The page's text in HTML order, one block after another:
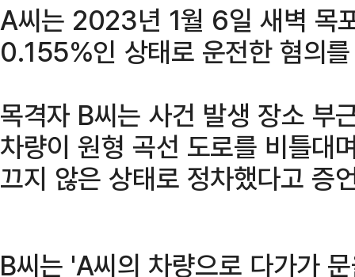
A씨는 2023년 1월 6일 새벽 목
0.155%인 상태로 운전한 혐의
목격자 B씨는 사건 발생 장소 부
차량이 원형 곡선 도로를 비틀대
끄지 않은 상태로 정차했다고 증
B씨는 'A씨의 차량으로 다가가